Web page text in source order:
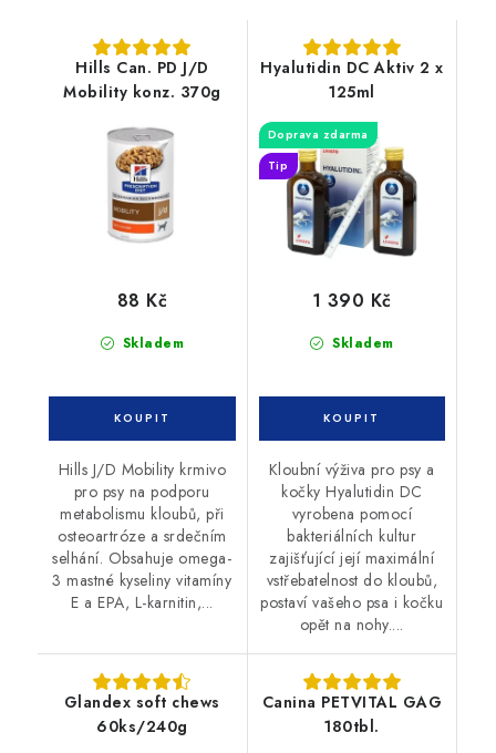
Hills Can. PD J/D
Mobility konz. 370g
Skladem
88 Kč
Hills J/D Mobility krmivo
pro psy na podporu
metabolismu kloubů, při
osteoartróze a srdečním
selhání. Obsahuje omega-
3 mastné kyseliny vitamíny
E a EPA, L-karnitin,...
Hyalutidin DC Aktiv 2 x
125ml
Doprava zdarma
Tip
Skladem
1 390 Kč
Kloubní výživa pro psy a
kočky Hyalutidin DC
vyrobena pomocí
bakteriálních kultur
zajišťující její maximální
vstřebatelnost do kloubů,
postaví vašeho psa i kočku
opět na nohy....
Glandex soft chews
60ks/240g
Canina PETVITAL GAG
180tbl.